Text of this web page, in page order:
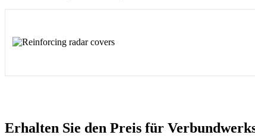
Erhalten Sie den Preis für